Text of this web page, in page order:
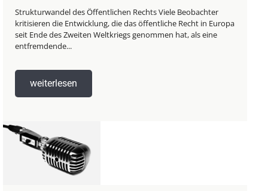
Strukturwandel des Öffentlichen Rechts Viele Beobachter
kritisieren die Entwicklung, die das öffentliche Recht in Europa
seit Ende des Zweiten Weltkriegs genommen hat, als eine
entfremdende...
weiterlesen